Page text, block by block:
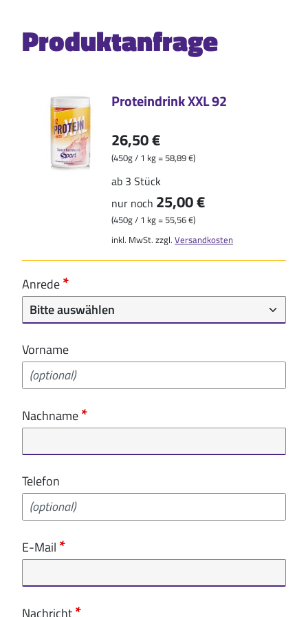
Produktanfrage
Proteindrink XXL 92
26,50 €
(450g / 1 kg = 58,89 €)
ab 3 Stück
nur noch 25,00 €
(450g / 1 kg = 55,56 €)
inkl. MwSt. zzgl. Versandkosten
Anrede
Vorname
Nachname
Telefon
E-Mail
Nachricht